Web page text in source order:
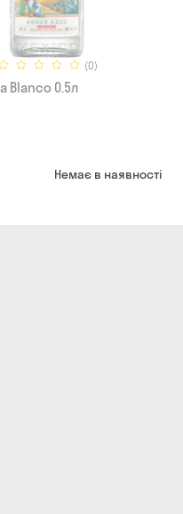
(0)
Blanco 0.5л
Немає в наявності